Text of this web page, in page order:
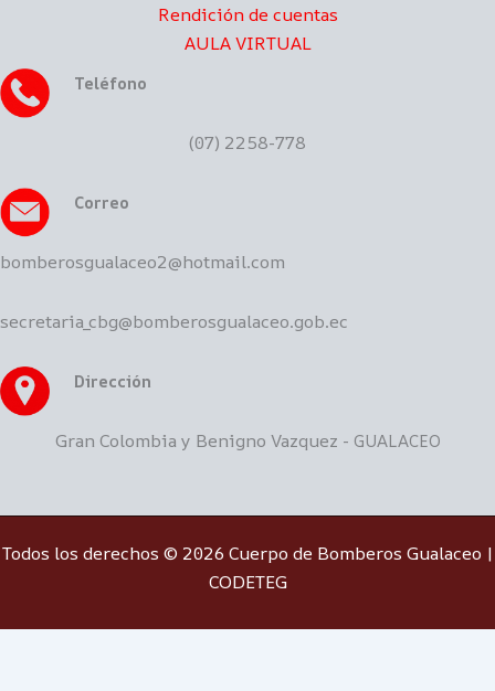
Rendición de cuentas
AULA VIRTUAL
Teléfono
(07) 2258-778
Correo
bomberosgualaceo2@hotmail.com
secretaria_cbg@bomberosgualaceo.gob.ec
Dirección
Gran Colombia y Benigno Vazquez - GUALACEO
Todos los derechos © 2026 Cuerpo de Bomberos Gualaceo |
CODETEG